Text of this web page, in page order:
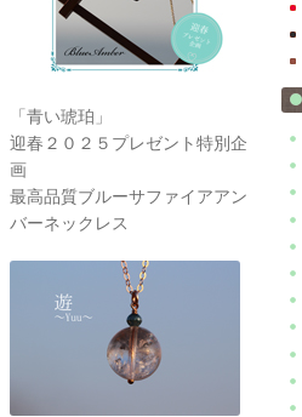
「青い琥珀」
迎春２０２５プレゼント特別企
画
最高品質ブルーサファイアアン
バーネックレス